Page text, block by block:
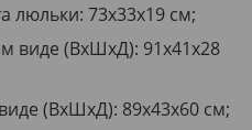
люльки: 73х33х19 см;
виде (ВхШхД): 91x41x28
(ВхШхД): 89x43x60 см;